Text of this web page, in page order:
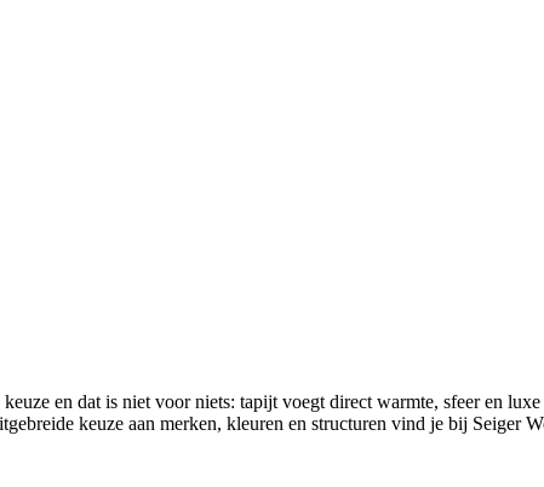
en dat is niet voor niets: tapijt voegt direct warmte, sfeer en
keuze aan merken, kleuren en structuren vind je bij Seiger